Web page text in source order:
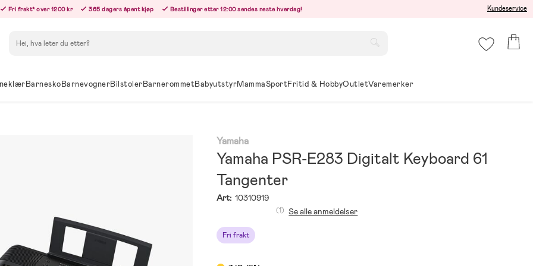
Fri frakt* over 1200 kr 365 dagers åpent kjøp Bestillinger etter 12:00 sendes neste hverdag! Kundeservice
BarneskoBarnevognerBilstolerBarnerommetBabyutstyrMammaSportFritid & HobbyOutletVaremerker
Yamaha
Yamaha PSR-E283 Digitalt Keyboard 61
Tangenter
Art: 10310919
Fri frakt
(1) Se alle anmeldelser